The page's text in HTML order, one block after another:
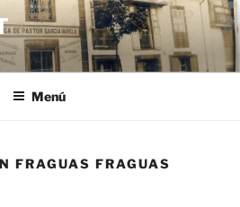
Menú
FRAGUAS FRAGUAS